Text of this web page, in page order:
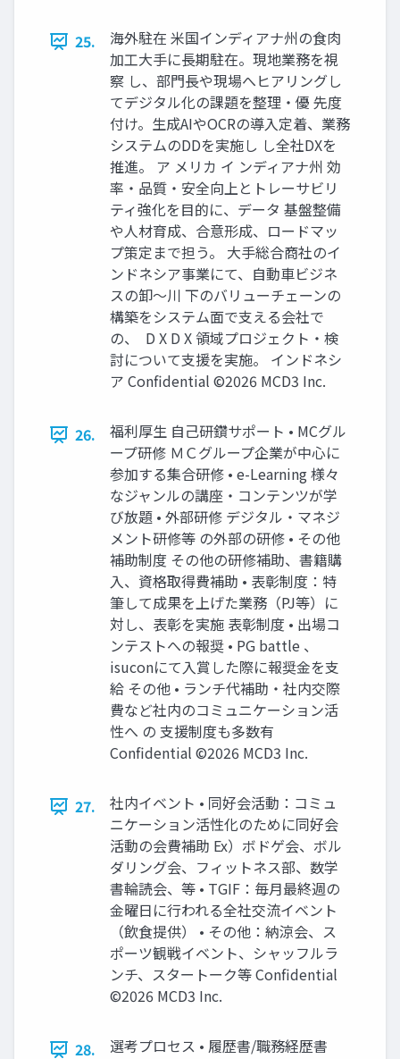
25.
海外駐在 米国インディアナ州の食肉
加工大手に長期駐在。現地業務を視
察 し、部門長や現場へヒアリングし
てデジタル化の課題を整理・優 先度
付け。生成AIやOCRの導入定着、業務
システムのDDを実施し し全社DXを
推進。 ア メリカ イ ンディアナ州 効
率・品質・安全向上とトレーサビリ
ティ強化を目的に、データ 基盤整備
や人材育成、合意形成、ロードマッ
プ策定まで担う。 大手総合商社のイ
ンドネシア事業にて、自動車ビジネ
スの卸～川 下のバリューチェーンの
構築をシステム面で支える会社で
の、 ​ D X ​ D X 領域プロジェクト・検
討について支援を実施。 インドネシ
ア Confidential ©2026 MCD3 Inc.
26.
福利厚生 自己研鑽サポート • MCグル
ープ研修 ＭＣグループ企業が中心に
参加する集合研修 • e-Learning 様々
なジャンルの講座・コンテンツが学
び放題 • 外部研修 デジタル・マネジ
メント研修等 の外部の研修 • その他
補助制度 その他の研修補助、書籍購
入、資格取得費補助 • 表彰制度：特
筆して成果を上げた業務（PJ等）に
対し、表彰を実施 表彰制度 • 出場コ
ンテストへの報奨 • PG battle 、
isuconにて入賞した際に報奨金を支
給 その他 • ランチ代補助・社内交際
費など社内のコミュニケーション活
性へ の 支援制度も多数有
Confidential ©2026 MCD3 Inc.
27.
社内イベント • 同好会活動：コミュ
ニケーション活性化のために同好会
活動の会費補助 Ex）ボドゲ会、ボル
ダリング会、フィットネス部、数学
書輪読会、等 • TGIF：毎月最終週の
金曜日に行われる全社交流イベント
（飲食提供） • その他：納涼会、ス
ポーツ観戦イベント、シャッフルラ
ンチ、スタートーク等 Confidential
©2026 MCD3 Inc.
28.
選考プロセス • 履歴書/職務経歴書